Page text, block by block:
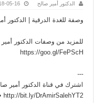
الدكتور أمير صالح 16 01:52:09
وصفة للغدة الدرقية | الدكتور
للمزيد من وصفات الدكتور
https://goo.gl/FePScH
---
اشترك في قناة الدكتور أمير
http://bit.ly/DrAmirSalehYT2